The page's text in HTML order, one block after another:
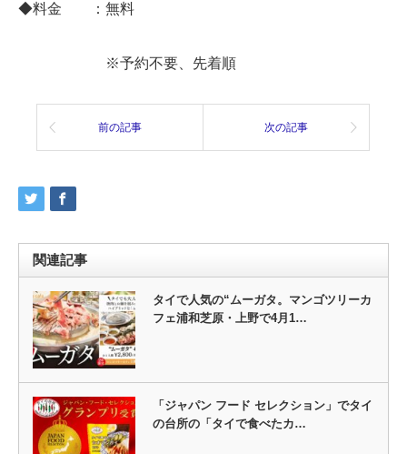
◆料金 ：無料
※予約不要、先着順
前の記事 次の記事
関連記事
タイで人気の“ムーガタ。マンゴツリーカ
フェ浦和芝原・上野で4月1…
「ジャパン フード セレクション」でタイ
の台所の「タイで食べたカ…